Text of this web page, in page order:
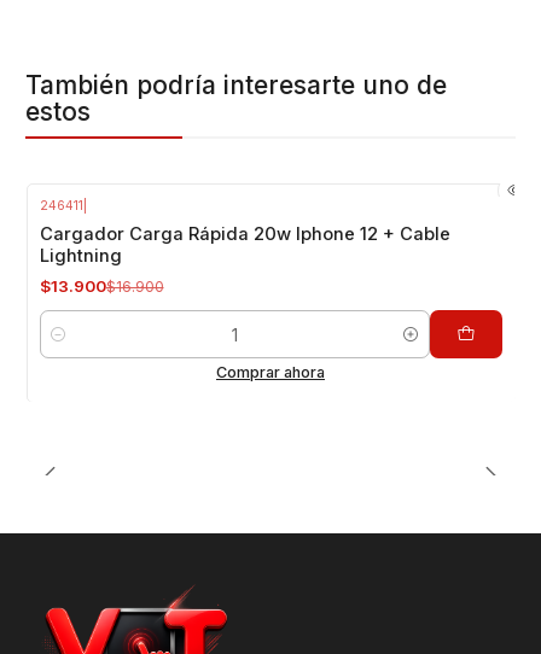
También podría interesarte uno de
estos
246411
Cargador Carga Rápida 20w Iphone 12 + Cable
Lightning
$13.900$16.900
Cantidad
Comprar ahora